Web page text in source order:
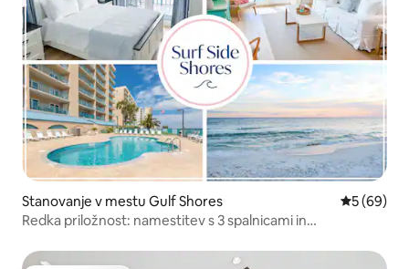
Stanovanje v mestu Gulf Shores
5 (69)
Redka priložnost: namestitev s 3 spalnicami in